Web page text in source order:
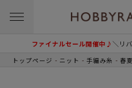
ファイナルセール開催中♪＼リ
トップページ ニット 手編み糸 春